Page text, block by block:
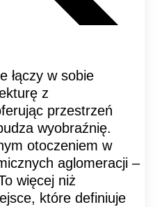
łączy w sobie
z
przestrzeń
wyobraźnię.
otoczeniem w
aglomeracji –
więcej niż
które definiuje